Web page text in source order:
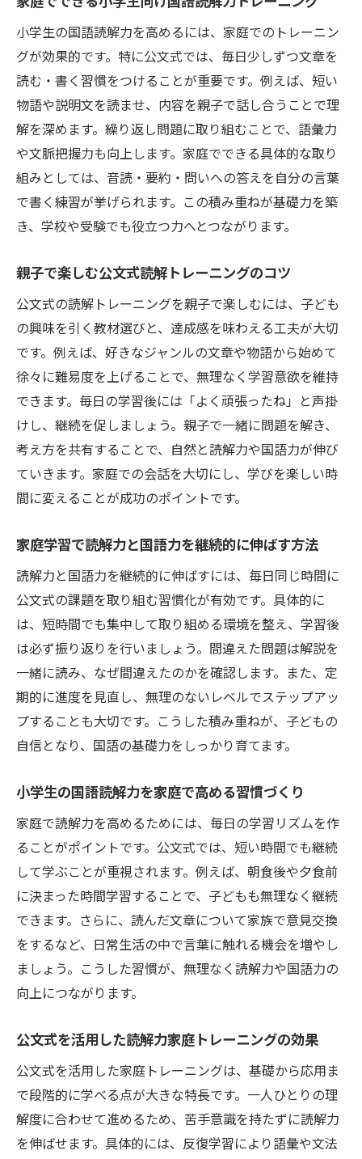
小学生の国語読解力を高めるには、家庭でのトレーニン
グが効果的です。特に公文式では、毎日少しずつ文章を
読む・書く習慣をつけることが重要です。例えば、短い
物語や説明文を読ませ、内容を親子で話し合うことで理
解を深めます。繰り返し問題に取り組むことで、語彙力
や文脈把握力も向上します。家庭でできる具体的な取り
組みとしては、音読・要約・問いへの答えを自分の言葉
で書く練習が挙げられます。この積み重ねが基礎力を築
き、学校や受験でも役立つ力へとつながります。
親子で楽しむ公文式読解トレーニングのコツ
公文式の読解トレーニングを親子で楽しむには、子ども
の興味を引く教材選びと、達成感を味わえる工夫が大切
です。例えば、好きなジャンルの文章や物語から始めて
徐々に難易度を上げることで、無理なく学習意欲を維持
できます。毎日の学習後には「よく頑張ったね」と声掛
けし、継続を促しましょう。親子で一緒に問題を解き、
考え方を共有することで、自然と読解力や国語力が伸び
ていきます。家庭での会話を大切にし、学びを楽しい時
間に変えることが成功のポイントです。
家庭学習で読解力と国語力を継続的に伸ばす方法
読解力と国語力を継続的に伸ばすには、毎日同じ時間に
公文式の課題を取り組む習慣化が有効です。具体的に
は、短時間でも集中して取り組める環境を整え、学習後
は必ず振り返りを行いましょう。間違えた問題は解説を
一緒に読み、なぜ間違えたのかを確認します。また、定
期的に進度を見直し、無理のないレベルでステップアッ
プすることも大切です。こうした積み重ねが、子どもの
自信となり、国語の基礎力をしっかり育てます。
小学生の国語読解力を家庭で高める習慣づくり
家庭で読解力を高めるためには、毎日の学習リズムを作
ることがポイントです。公文式では、短い時間でも継続
して学ぶことが重視されます。例えば、朝食後や夕食前
に決まった時間学習することで、子どもも無理なく継続
できます。さらに、読んだ文章について家族で意見交換
をするなど、日常生活の中で言葉に触れる機会を増やし
ましょう。こうした習慣が、無理なく読解力や国語力の
向上につながります。
公文式を活用した読解力家庭トレーニングの効果
公文式を活用した家庭トレーニングは、基礎から応用ま
で段階的に学べる点が大きな特長です。一人ひとりの理
解度に合わせて進めるため、苦手意識を持たずに読解力
を伸ばせます。具体的には、反復学習により語彙や文法